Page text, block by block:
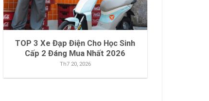
TOP 3 Xe Đạp Điện Cho Học Sinh
Cấp 2 Đáng Mua Nhất 2026
Th7 20, 2026